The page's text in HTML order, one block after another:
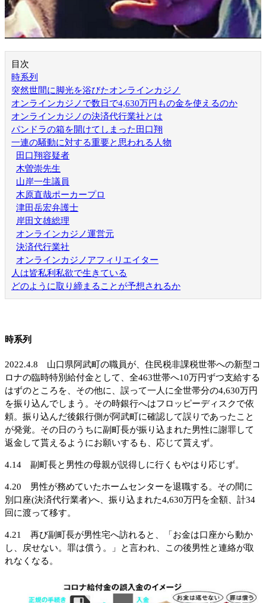
目次
時系列
突然世間に脚光を浴びたオンラインカジノ
オンラインカジノで数日で4,630万円もの金を使えるのか
オンラインカジノの決済代行業社とは
パンドラの箱を開けてしまった田口翔
一連の騒動に対する重要と思われる人物
田口翔容疑者
木曽崇先生
山岸一生議員
木原直哉ポーカープロ
津田岳宏弁護士
岸田文雄総理
オンラインカジノ運営元
決済代行業社
オンラインカジノアフィリエイター
人は皆私利私欲で生きている
どのように取り締まることが予想されるか
時系列
2022.4.8 山口県阿武町の職員が、住民税非課税世帯への新型コ
ロナの臨時特別給付金として、全463世帯へ10万円ずつ支給する
はずのところを、その他に、誤って一人に全世帯分の4,630万円
を振り込んでしまう。その時銀行へはフロッピーディスクで依
頼。振り込んだ後銀行側が阿武町に確認して誤りであったこと
が発覚。その日のうちに副町長が振り込まれた男性に謝罪して
返金して貰えるようにお願いするも、応じて貰えず。
4.14 副町長と男性の母親が説得しに行くもやはり応じず。
4.20 男性が務めていたホームセンターを退職する。その間に
別口座(決済代行業者)へ、振り込まれた4,630万円を全額、計34
回に渡って移す。
4.21 再び副町長が男性宅へ訪れると、「お金は口座から動か
し、戻せない。罪は償う。」と言われ、この後男性と連絡が取
れなくなる。